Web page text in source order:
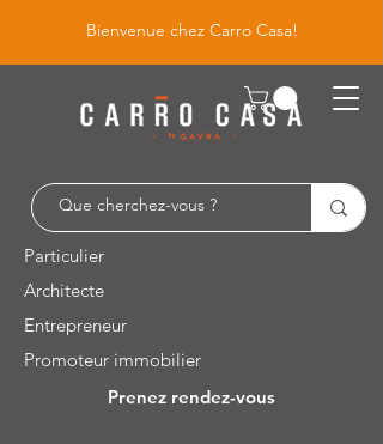
Bienvenue chez Carro Casa!
Particulier
Architecte
Entrepreneur
Promoteur immobilier
Prenez rendez-vous